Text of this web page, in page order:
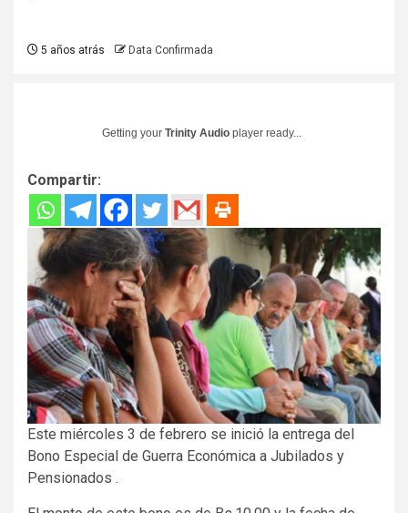
5 años atrás Data Confirmada
Getting your Trinity Audio player ready...
Compartir:
Este miércoles 3 de febrero se inició la entrega del
Bono Especial de Guerra Económica a Jubilados y
Pensionados .